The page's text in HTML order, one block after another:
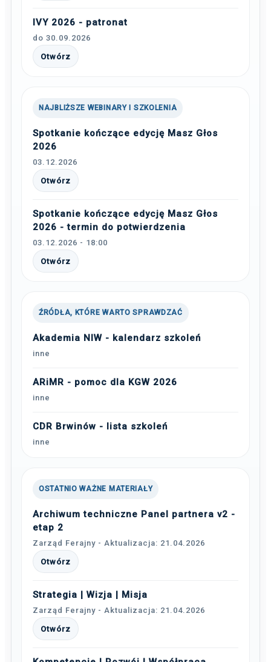
IVY 2026 - patronat
do 30.09.2026
Otwórz
NAJBLIŻSZE WEBINARY I SZKOLENIA
Spotkanie kończące edycję Masz Głos
2026
03.12.2026
Otwórz
Spotkanie kończące edycję Masz Głos
2026 - termin do potwierdzenia
03.12.2026 - 18:00
Otwórz
ŹRÓDŁA, KTÓRE WARTO SPRAWDZAĆ
Akademia NIW - kalendarz szkoleń
inne
ARiMR - pomoc dla KGW 2026
inne
CDR Brwinów - lista szkoleń
inne
OSTATNIO WAŻNE MATERIAŁY
Archiwum techniczne Panel partnera v2 -
etap 2
Zarząd Ferajny - Aktualizacja: 21.04.2026
Otwórz
Strategia | Wizja | Misja
Zarząd Ferajny - Aktualizacja: 21.04.2026
Otwórz